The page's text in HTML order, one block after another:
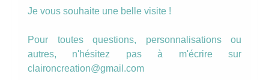
Je vous souhaite une belle visite !
Pour toutes questions, personnalisations ou
autres, n'hésitez pas à m'écrire sur
claironcreation@gmail.com